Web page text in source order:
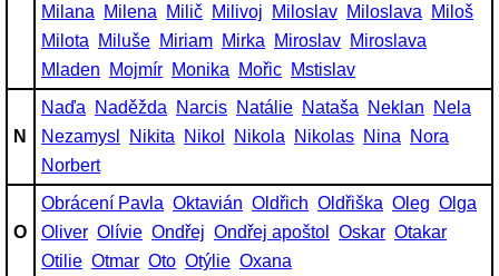
Milana
Milena Milič Milivoj Miloslav Miloslava
Miloš
Milota
Miluše Miriam Mirka Miroslav Miroslava
Mladen
Mojmír Monika Mořic Mstislav
N
Naďa Naděžda Narcis Natálie Nataša Neklan
Nela
Nezamysl
Nikita Nikol Nikola Nikolas Nina
Nora
Norbert
O
Obrácení Pavla Oktavián Oldřich Oldřiška Oleg Olga
Oliver Olívie Ondřej Ondřej apoštol Oskar Otakar
Otilie Otmar Oto Otýlie Oxana